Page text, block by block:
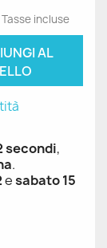
Tasse incluse
secondi,
.
esabato 15